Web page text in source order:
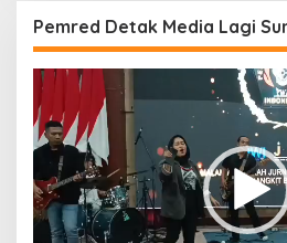
Pemred Detak Media Lagi
Pemutar